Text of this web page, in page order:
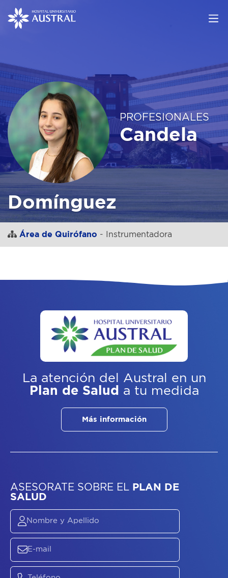
PROFESIONALES
Candela
Domínguez
Área de Quirófano - Instrumentadora
La atención del Austral
en un
Plan de Salud a tu medida
Más información
ASESORATE SOBREELPLAN DE
SALUD